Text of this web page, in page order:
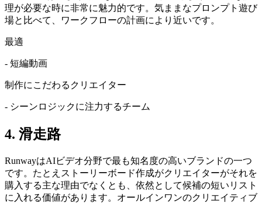
理が必要な時に非常に魅力的です。気ままなプロンプト遊び
場と比べて、ワークフローの計画により近いです。
最適
- 短編動画
制作にこだわるクリエイター
- シーンロジックに注力するチーム
4. 滑走路
RunwayはAIビデオ分野で最も知名度の高いブランドの一つ
です。たとえストーリーボード作成がクリエイターがそれを
購入する主な理由でなくとも、依然として候補の短いリスト
に入れる価値があります。オールインワンのクリエイティブ